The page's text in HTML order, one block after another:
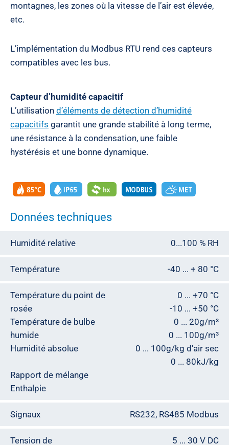
montagnes, les zones où la vitesse de l’air est élevée,
etc.
L’implémentation du Modbus RTU rend ces capteurs
compatibles avec les bus.
Capteur d’humidité capacitif
L’utilisation d’éléments de détection d’humidité
capacitifs garantit une grande stabilité à long terme,
une résistance à la condensation, une faible
hystérésis et une bonne dynamique.
Données techniques
Humidité relative 0...100 % RH
Température -40 ... + 80 °C
Température du point de
rosée
Température de bulbe
humide
Humidité absolue
Rapport de mélange
Enthalpie
0 ... +70 °C
-10 ... +50 °C
0 ... 20g/m³
0 ... 100g/m³
0 ... 100g/kg d'air sec
0 ... 80kJ/kg
Signaux RS232, RS485 Modbus
Tension de 5 ... 30 V DC